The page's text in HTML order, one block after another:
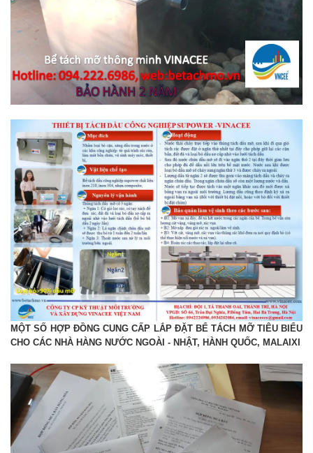
MỘT SỐ HỢP ĐỒNG CUNG CẤP LẮP ĐẶT BỂ TÁCH MỠ TIÊU BIỂU
CHO CÁC NHÀ HÀNG NƯỚC NGOÀI - NHẬT, HÀNH QUỐC, MALAIXI